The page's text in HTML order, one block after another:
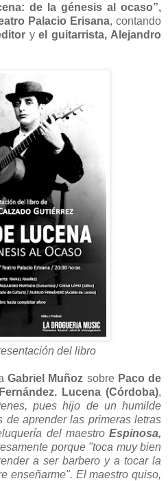
de la génesis al ocaso”,
Palacio Erisana, contando
yel guitarrista, Alejandro
del libro
Gabriel Muñoz sobre Paco de
Lucena (Córdoba),
pues hijo de un humilde
de aprender las primeras letras
del maestro Espinosa,
porque "toca muy bien
a ser barbero y a tocar la
enseñarme". El maestro quiso,